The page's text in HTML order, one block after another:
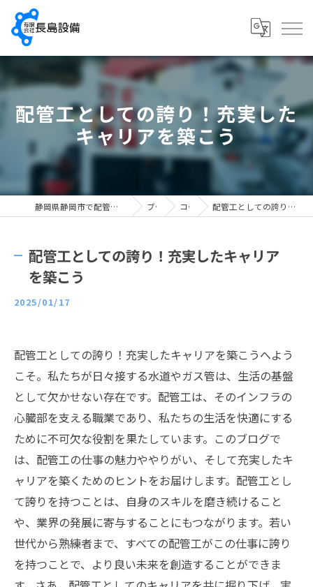
配管工としての誇り！充実した
キャリアを築こう
静岡県静岡市で配管工の求人なら有限会社長島設備 ブログ コラム 配管工としての誇り！充実したキャリアを築こう
配管工としての誇り！充実したキャリア
を築こう
2025/01/17
配管工としての誇り！充実したキャリアを築こうへよう
こそ。私たちが日々接する水道やガス管は、生活の基盤
として欠かせない存在です。配管工は、そのインフラの
心臓部を支える職業であり、私たちの生活を快適にする
ために不可欠な役割を果たしています。このブログで
は、配管工の仕事の魅力ややりがい、そして充実したキ
ャリアを築くためのヒントをお届けします。配管工とし
て誇りを持つことは、自身のスキルを磨き続けること
や、業界の発展に寄与することにもつながります。若い
世代から熟練者まで、すべての配管工がこの仕事に誇り
を持つことで、より良い未来を創造することができま